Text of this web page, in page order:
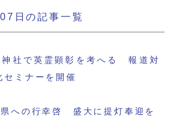
日の記事一覧
神社で英霊顕彰を考へる 報道対
セミナーを開催
県への行幸啓 盛大に提灯奉迎を